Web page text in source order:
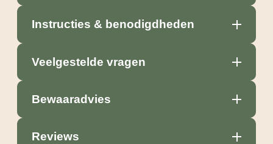
Instructies & benodigdheden
Veelgestelde vragen
Bewaaradvies
Reviews